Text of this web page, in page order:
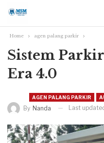
Home agen palang parkir
Sistem
Era 4.0
AGEN PALANG PARKIR
By Nanda Last